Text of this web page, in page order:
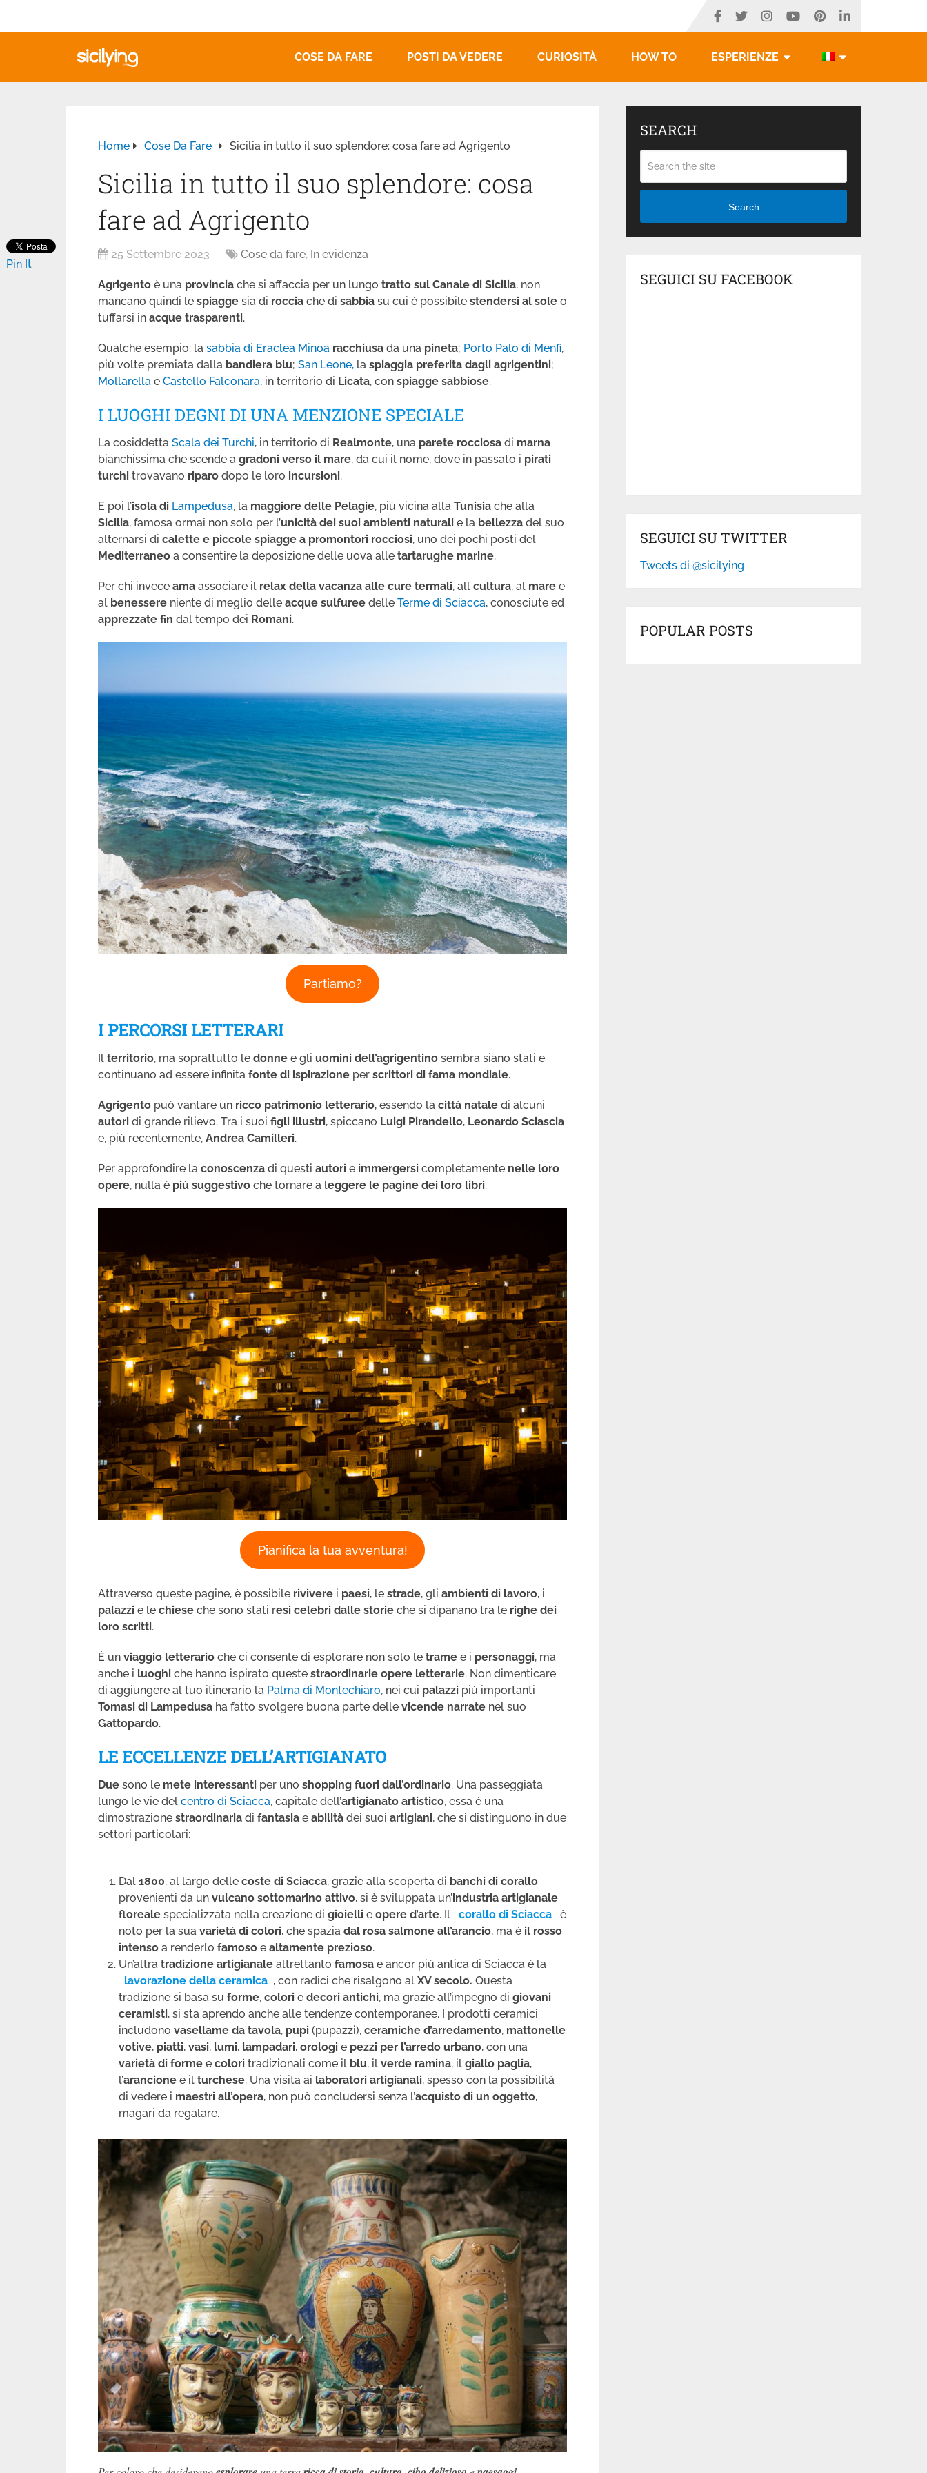
COSE DA FARE POSTI DA VEDERE CURIOSITÀ HOW TO ESPERIENZE
Home Cose Da Fare Sicilia in tutto il suo splendore: cosa fare ad Agrigento
Sicilia in tutto il suo splendore: cosa
fare ad Agrigento
25 Settembre 2023 Cose da fare, In evidenza
Agrigento è una provincia che si affaccia per un lungo tratto sul Canale di Sicilia, non
mancano quindi le spiagge sia di roccia che di sabbia su cui è possibile stendersi al sole o
tuffarsi in acque trasparenti.
Qualche esempio: la sabbia di Eraclea Minoa racchiusa da una pineta; Porto Palo di Menfi,
più volte premiata dalla bandiera blu; San Leone, la spiaggia preferita dagli agrigentini;
Mollarella e Castello Falconara, in territorio di Licata, con spiagge sabbiose.
I LUOGHI DEGNI DI UNA MENZIONE SPECIALE
La cosiddetta Scala dei Turchi, in territorio di Realmonte, una parete rocciosa di marna
bianchissima che scende a gradoni verso il mare, da cui il nome, dove in passato i pirati
turchi trovavano riparo dopo le loro incursioni.
E poi l’isola di Lampedusa, la maggiore delle Pelagie, più vicina alla Tunisia che alla
Sicilia, famosa ormai non solo per l’unicità dei suoi ambienti naturali e la bellezza del suo
alternarsi di calette e piccole spiagge a promontori rocciosi, uno dei pochi posti del
Mediterraneo a consentire la deposizione delle uova alle tartarughe marine.
Per chi invece ama associare il relax della vacanza alle cure termali, all cultura, al mare e
al benessere niente di meglio delle acque sulfuree delle Terme di Sciacca, conosciute ed
apprezzate fin dal tempo dei Romani.
Partiamo?
I PERCORSI LETTERARI
Il territorio, ma soprattutto le donne e gli uomini dell’agrigentino sembra siano stati e
continuano ad essere infinita fonte di ispirazione per scrittori di fama mondiale.
Agrigento può vantare un ricco patrimonio letterario, essendo la città natale di alcuni
autori di grande rilievo. Tra i suoi figli illustri, spiccano Luigi Pirandello, Leonardo Sciascia
e, più recentemente, Andrea Camilleri.
Per approfondire la conoscenza di questi autori e immergersi completamente nelle loro
opere, nulla è più suggestivo che tornare a leggere le pagine dei loro libri.
Pianifica la tua avventura!
Attraverso queste pagine, è possibile rivivere i paesi, le strade, gli ambienti di lavoro, i
palazzi e le chiese che sono stati resi celebri dalle storie che si dipanano tra le righe dei
loro scritti.
È un viaggio letterario che ci consente di esplorare non solo le trame e i personaggi, ma
anche i luoghi che hanno ispirato queste straordinarie opere letterarie. Non dimenticare
di aggiungere al tuo itinerario la Palma di Montechiaro, nei cui palazzi più importanti
Tomasi di Lampedusa ha fatto svolgere buona parte delle vicende narrate nel suo
Gattopardo.
LE ECCELLENZE DELL’ARTIGIANATO
Due sono le mete interessanti per uno shopping fuori dall’ordinario. Una passeggiata
lungo le vie del centro di Sciacca, capitale dell’artigianato artistico, essa è una
dimostrazione straordinaria di fantasia e abilità dei suoi artigiani, che si distinguono in due
settori particolari:
Dal1800, al largo dellecoste di Sciacca, grazie alla scoperta di banchi di corallo
provenienti da unvulcano sottomarino attivo, si è sviluppata un’industria artigianale
floreale specializzata nella creazione digioielli eopere d’arte. Il corallo di Sciacca
è
noto per la suavarietà di colori, che spaziadal rosa salmone all’arancio, ma è il rosso
intenso a renderlofamoso ealtamente prezioso.
Un’altratradizione artigianale altrettantofamosa e ancor più antica di Sciacca è la
lavorazione della ceramica , con radici che risalgono alXV secolo. Questa
tradizione si basa suforme,colori edecori antichi, ma grazie all’impegno digiovani
ceramisti, si sta aprendo anche alle tendenze contemporanee. I prodotti ceramici
includonovasellame da tavola, pupi (pupazzi),ceramiche d’arredamento, mattonelle
votive, piatti,vasi, lumi, lampadari,orologi e pezzi per l’arredo urbano, con una
varietà di forme ecolori tradizionali come il blu, ilverde ramina, ilgiallo paglia,
l’arancione e ilturchese. Una visita ai laboratori artigianali, spesso con la possibilità
di vedere i maestri all’opera, non può concludersi senza l’acquisto di un oggetto,
magari da regalare.
Pin It
SEARCH
Search
SEGUICI SU FACEBOOK
SEGUICI SU TWITTER
Tweets di @sicilying
POPULAR POSTS